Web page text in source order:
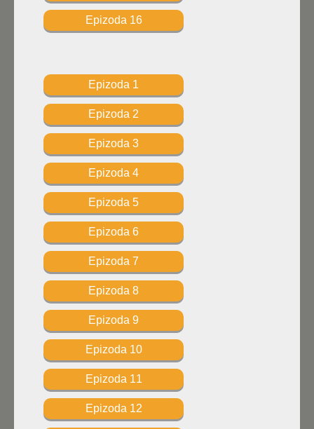
Epizoda 16
Epizoda 1
Epizoda 2
Epizoda 3
Epizoda 4
Epizoda 5
Epizoda 6
Epizoda 7
Epizoda 8
Epizoda 9
Epizoda 10
Epizoda 11
Epizoda 12